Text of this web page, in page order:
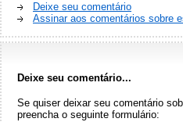
Deixe seu comentário
Assinar aos comentários sobre
Deixe seu comentário...
Se quiser deixar seu comentário
preencha o seguinte formulário: